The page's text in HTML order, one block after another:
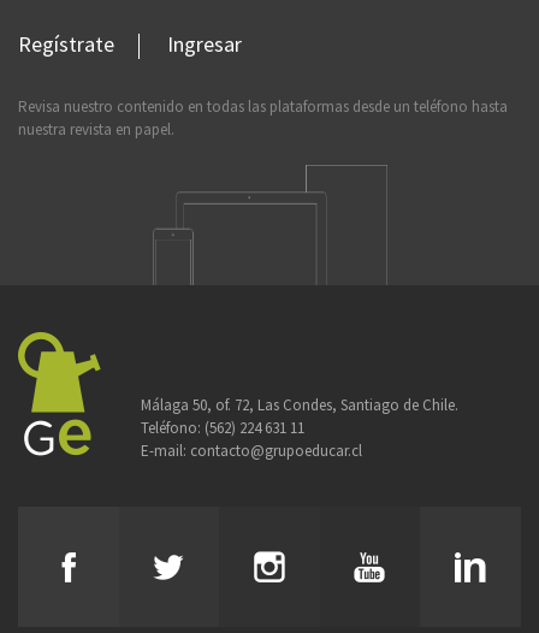
Regístrate Ingresar
Revisa nuestro contenido en todas las plataformas desde un teléfono hasta
nuestra revista en papel.
Málaga 50, of. 72, Las Condes, Santiago de Chile.
Teléfono: (562) 224 631 11
E-mail: contacto@grupoeducar.cl